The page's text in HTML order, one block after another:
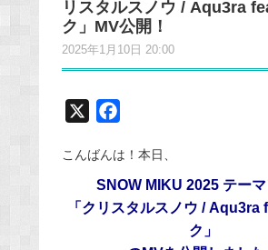
リスタルスノウ / Aqu3ra
ク」MV公開！
2025年1月10日 20:00
c
e
b
こんばんは！本日、
SNOW MIKU 2025 テー
「クリスタルスノウ / Aqu3ra
ク」